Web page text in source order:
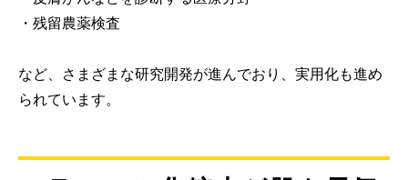
・残留農薬検査
など、さまざまな研究開発が進んでおり、実用化も進め
られています。